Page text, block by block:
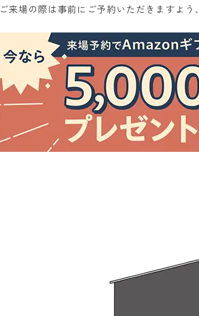
ご来場の際は事前にご予約いただきますよう